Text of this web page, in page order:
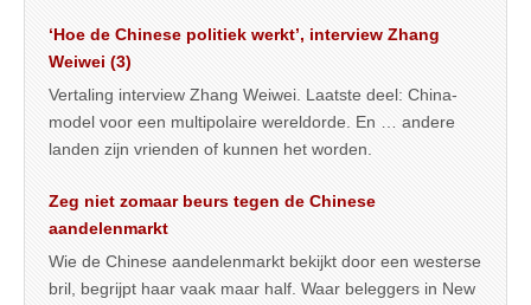
‘Hoe de Chinese politiek werkt’, interview Zhang
Weiwei (3)
Vertaling interview Zhang Weiwei. Laatste deel: China-
model voor een multipolaire wereldorde. En … andere
landen zijn vrienden of kunnen het worden.
Zeg niet zomaar beurs tegen de Chinese
aandelenmarkt
Wie de Chinese aandelenmarkt bekijkt door een westerse
bril, begrijpt haar vaak maar half. Waar beleggers in New